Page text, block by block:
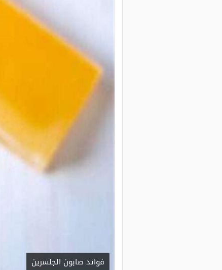
فوائد صابون الجلسرين